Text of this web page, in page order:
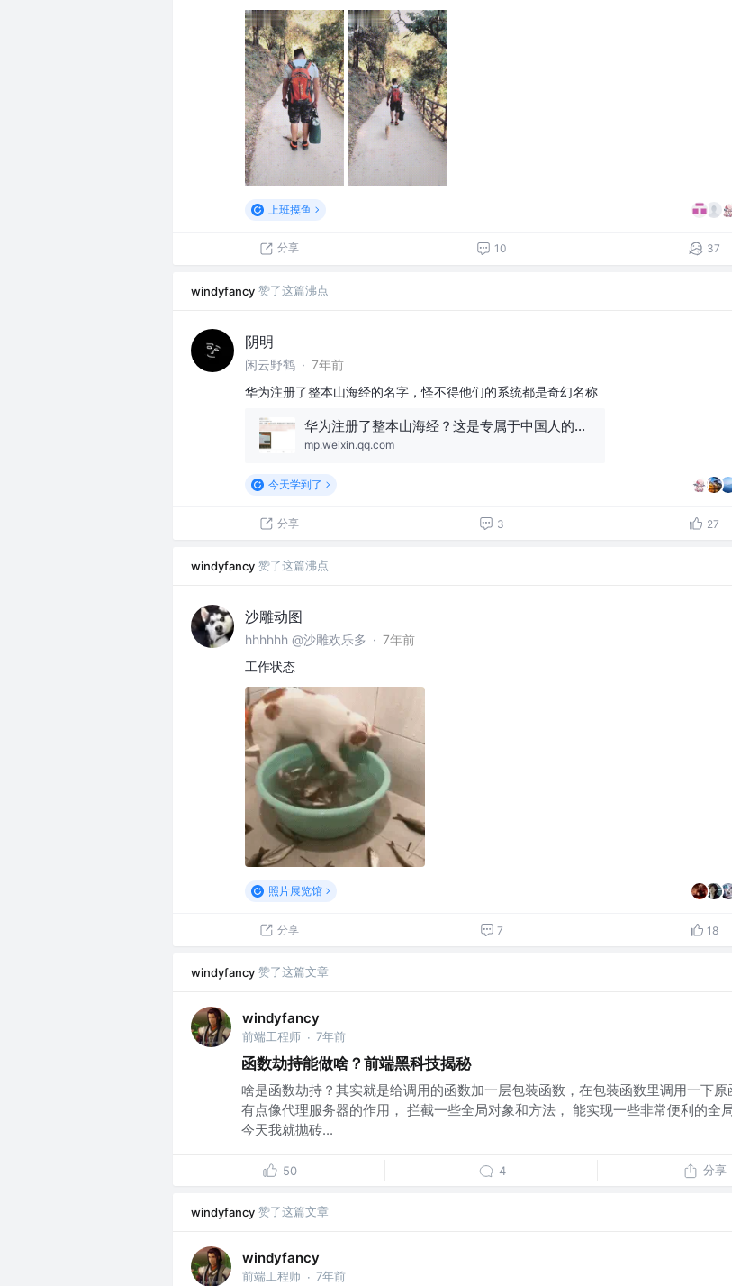
上班摸鱼
分享 10 37
windyfancy 赞了这篇沸点
阴明
闲云野鹤 · 7年前
华为注册了整本山海经的名字，怪不得他们的系统都是奇幻名称
华为注册了整本山海经？这是专属于中国人的终极浪漫！
mp.weixin.qq.com
今天学到了
分享 3 27
windyfancy 赞了这篇沸点
沙雕动图
hhhhhh @沙雕欢乐多 · 7年前
工作状态
照片展览馆
分享 7 18
windyfancy 赞了这篇文章
windyfancy
前端工程师 · 7年前
函数劫持能做啥？前端黑科技揭秘
啥是函数劫持？其实就是给调用的函数加一层包装函数，在包装函数里调用一下原
有点像代理服务器的作用， 拦截一些全局对象和方法， 能实现一些非常便利的全
今天我就抛砖...
50 4 分享
windyfancy 赞了这篇文章
windyfancy
前端工程师 · 7年前